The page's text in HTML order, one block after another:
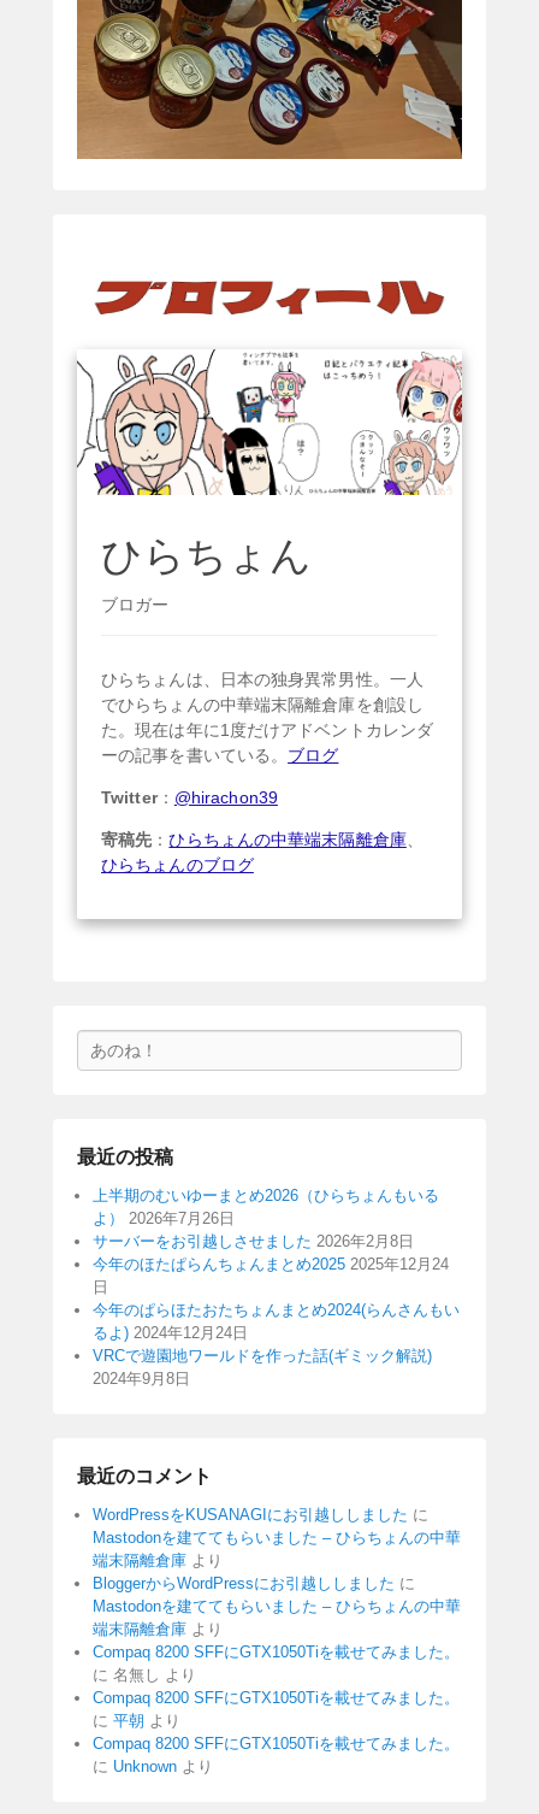
ひらちょん
ブロガー
ひらちょんは、日本の独身異常男性。一人
でひらちょんの中華端末隔離倉庫を創設し
た。現在は年に1度だけアドベントカレンダ
ーの記事を書いている。 ブログ
Twitter： @hirachon39
寄稿先 ：ひらちょんの中華端末隔離倉庫、
ひらちょんのブログ
索
最近の投稿
上半期のむいゆーまとめ2026（ひらちょんもいる
よ）
2026年7月26日
サーバーをお引越しさせました 2026年2月8日
今年のほたぱらんちょんまとめ2025 2025年12月24
日
今年のぱらほたおたちょんまとめ2024(らんさんもい
るよ) 2024年12月24日
VRCで遊園地ワールドを作った話(ギミック解説)
2024年9月8日
最近のコメント
WordPressをKUSANAGIにお引越ししました に
Mastodonを建ててもらいました – ひらちょんの中華
端末隔離倉庫 より
BloggerからWordPressにお引越ししました に
Mastodonを建ててもらいました – ひらちょんの中華
端末隔離倉庫 より
Compaq 8200 SFFにGTX1050Tiを載せてみました。
に 名無し より
Compaq 8200 SFFにGTX1050Tiを載せてみました。
に 平朝 より
Compaq 8200 SFFにGTX1050Tiを載せてみました。
に Unknown より